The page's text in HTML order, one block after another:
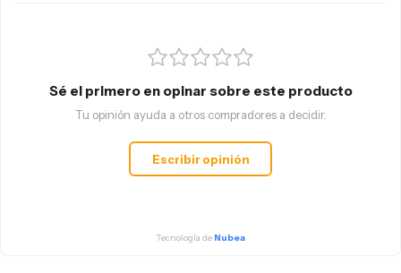
Sé el primero en opinar sobre este producto
Tu opinión ayuda a otros compradores a decidir.
Escribir opinión
Tecnología de Nubea